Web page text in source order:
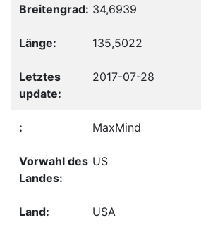
34,6939
135,5022
2017-07-28
MaxMind
US
USA